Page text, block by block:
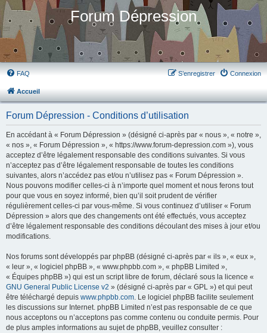
Forum Dépression
FAQ Connexion
S’enregistrer
Accueil
Forum Dépression - Conditions d’utilisation
En accédant à « Forum Dépression » (désigné ci-après par « nous », « notre »,
« nos », « Forum Dépression », « https://www.forum-depression.com »), vous
acceptez d’être légalement responsable des conditions suivantes. Si vous
n’acceptez pas d’être légalement responsable de toutes les conditions
suivantes, alors n’accédez pas et/ou n’utilisez pas « Forum Dépression ».
Nous pouvons modifier celles-ci à n’importe quel moment et nous ferons tout
pour que vous en soyez informé, bien qu’il soit prudent de vérifier
régulièrement celles-ci par vous-même. Si vous continuez d’utiliser « Forum
Dépression » alors que des changements ont été effectués, vous acceptez
d’être légalement responsable des conditions découlant des mises à jour et/ou
modifications.
Nos forums sont développés par phpBB (désigné ci-après par « ils », « eux »,
« leur », « logiciel phpBB », « www.phpbb.com », « phpBB Limited »,
« Équipes phpBB ») qui est un script libre de forum, déclaré sous la licence «
GNU General Public License v2 » (désigné ci-après par « GPL ») et qui peut
être téléchargé depuis www.phpbb.com. Le logiciel phpBB facilite seulement
les discussions sur Internet. phpBB Limited n’est pas responsable de ce que
nous acceptons ou n’acceptons pas comme contenu ou conduite permis. Pour
de plus amples informations au sujet de phpBB, veuillez consulter :